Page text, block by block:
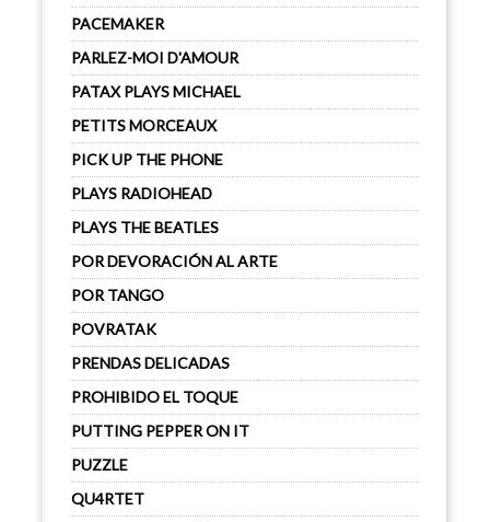
PACEMAKER
PARLEZ-MOI D'AMOUR
PATAX PLAYS MICHAEL
PETITS MORCEAUX
PICK UP THE PHONE
PLAYS RADIOHEAD
PLAYS THE BEATLES
POR DEVORACIÓN AL ARTE
POR TANGO
POVRATAK
PRENDAS DELICADAS
PROHIBIDO EL TOQUE
PUTTING PEPPER ON IT
PUZZLE
QU4RTET